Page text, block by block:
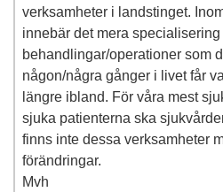
verksamheter i landstinget.
innebär det mera specialisering
behandlingar/operationer som
någon/några gånger i livet får
längre ibland. För våra mest
sjuka patienterna ska
finns inte dessa verksamheter
förändringar.
Mvh